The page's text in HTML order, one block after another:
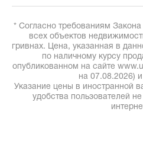
* Согласно требованиям
всех объектов
гривнах. Цена, указанная в
по наличному курсу
опубликованном на сайте
на 07.08.2026) и
Указание цены в иностранной
удобства пользователей